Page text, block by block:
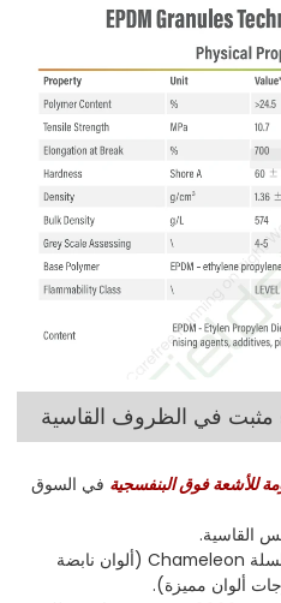
للأشعة فوق البنفسجية في السوق
القاسية.
- من سلسلة Chameleon (ألوان نابضة